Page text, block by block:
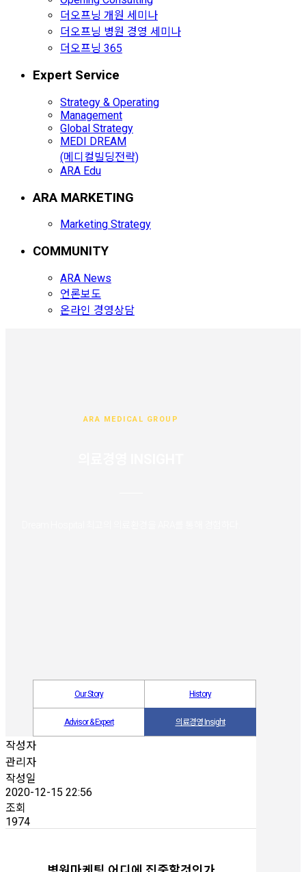
더오프닝 개원 세미나
더오프닝 병원 경영 세미나
더오프닝 365
Expert Service
Strategy & Operating
Management
Global Strategy
MEDI DREAM
(메디컬빌딩전략)
ARA Edu
ARA MARKETING
Marketing Strategy
COMMUNITY
ARA News
언론보도
온라인 경영상담
ARA MEDICAL GROUP
Our Story History
Advisor & Expert 의료경영 Insight
작성자
관리자
작성일
2020-12-15 22:56
조회
1974